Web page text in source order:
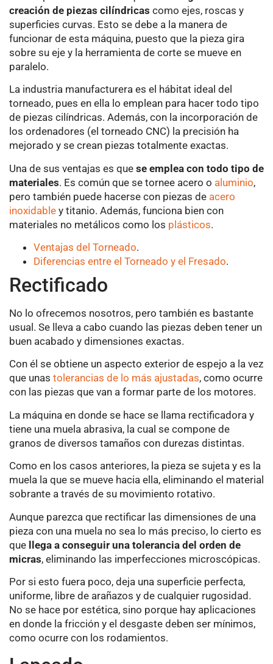
creación de piezas cilíndricas como ejes, roscas y
superficies curvas. Esto se debe a la manera de
funcionar de esta máquina, puesto que la pieza gira
sobre su eje y la herramienta de corte se mueve en
paralelo.
La industria manufacturera es el hábitat ideal del
torneado, pues en ella lo emplean para hacer todo tipo
de piezas cilíndricas. Además, con la incorporación de
los ordenadores (el torneado CNC) la precisión ha
mejorado y se crean piezas totalmente exactas.
Una de sus ventajas es que se emplea con todo tipo de
materiales. Es común que se tornee acero o aluminio,
pero también puede hacerse con piezas de acero
inoxidable y titanio. Además, funciona bien con
materiales no metálicos como los plásticos.
Ventajas del Torneado.
Diferencias entre el Torneado y el Fresado.
Rectificado
No lo ofrecemos nosotros, pero también es bastante
usual. Se lleva a cabo cuando las piezas deben tener un
buen acabado y dimensiones exactas.
Con él se obtiene un aspecto exterior de espejo a la vez
que unas tolerancias de lo más ajustadas, como ocurre
con las piezas que van a formar parte de los motores.
La máquina en donde se hace se llama rectificadora y
tiene una muela abrasiva, la cual se compone de
granos de diversos tamaños con durezas distintas.
Como en los casos anteriores, la pieza se sujeta y es la
muela la que se mueve hacia ella, eliminando el material
sobrante a través de su movimiento rotativo.
Aunque parezca que rectificar las dimensiones de una
pieza con una muela no sea lo más preciso, lo cierto es
que llega a conseguir una tolerancia del orden de
micras, eliminando las imperfecciones microscópicas.
Por si esto fuera poco, deja una superficie perfecta,
uniforme, libre de arañazos y de cualquier rugosidad.
No se hace por estética, sino porque hay aplicaciones
en donde la fricción y el desgaste deben ser mínimos,
como ocurre con los rodamientos.